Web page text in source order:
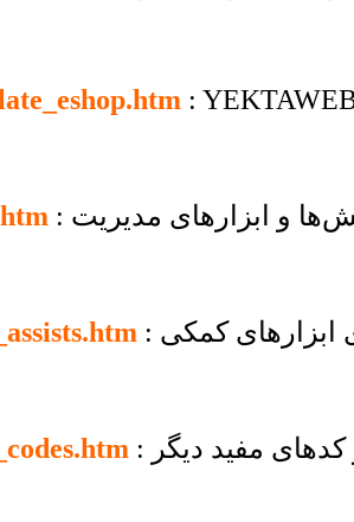
:
و ابزارهای مدیریت
ابزارهای کمکی
کدهای مفید دیگر